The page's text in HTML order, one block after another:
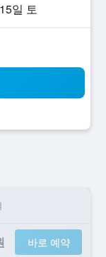
일 토
바로 예약